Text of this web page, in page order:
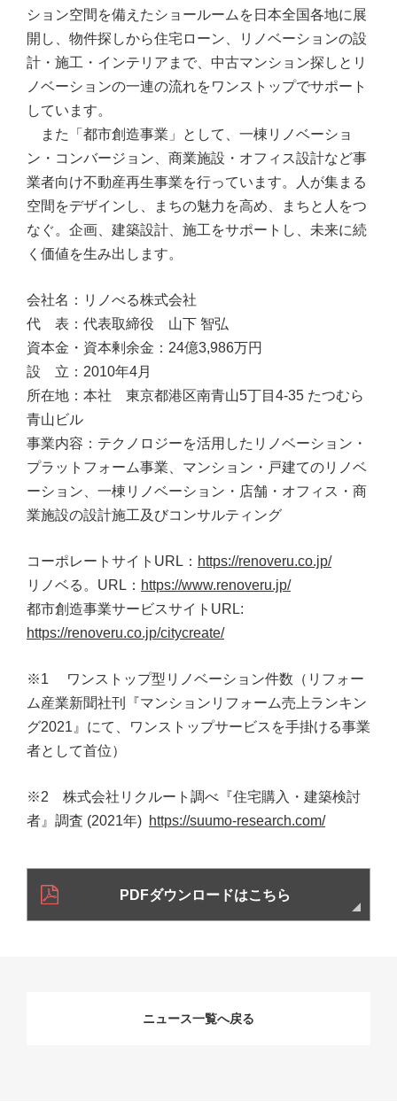
ション空間を備えたショールームを日本全国各地に展
開し、物件探しから住宅ローン、リノベーションの設
計・施工・インテリアまで、中古マンション探しとリ
ノベーションの一連の流れをワンストップでサポート
しています。
また「都市創造事業」として、一棟リノベーショ
ン・コンバージョン、商業施設・オフィス設計など事
業者向け不動産再生事業を行っています。人が集まる
空間をデザインし、まちの魅力を高め、まちと人をつ
なぐ。企画、建築設計、施工をサポートし、未来に続
く価値を生み出します。
会社名：リノべる株式会社
代 表：代表取締役 山下 智弘
資本金・資本剰余金：24億3,986万円
設 立：2010年4月
所在地：本社 東京都港区南青山5丁目4-35 たつむら
青山ビル
事業内容：テクノロジーを活用したリノベーション・
プラットフォーム事業、マンション・戸建てのリノベ
ーション、一棟リノベーション・店舗・オフィス・商
業施設の設計施工及びコンサルティング
コーポレートサイトURL： https://renoveru.co.jp/
リノベる。URL： https://www.renoveru.jp/
都市創造事業サービスサイトURL:
https://renoveru.co.jp/citycreate/
※1 ワンストップ型リノベーション件数（リフォー
ム産業新聞社刊『マンションリフォーム売上ランキン
グ2021』にて、ワンストップサービスを手掛ける事業
者として首位）
※2 株式会社リクルート調べ『住宅購入・建築検討
者』調査 (2021年) https://suumo-research.com/
PDFダウンロードはこちら
ニュース一覧へ戻る